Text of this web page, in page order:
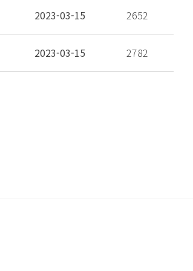
2023-03-15 2652
2023-03-15 2782